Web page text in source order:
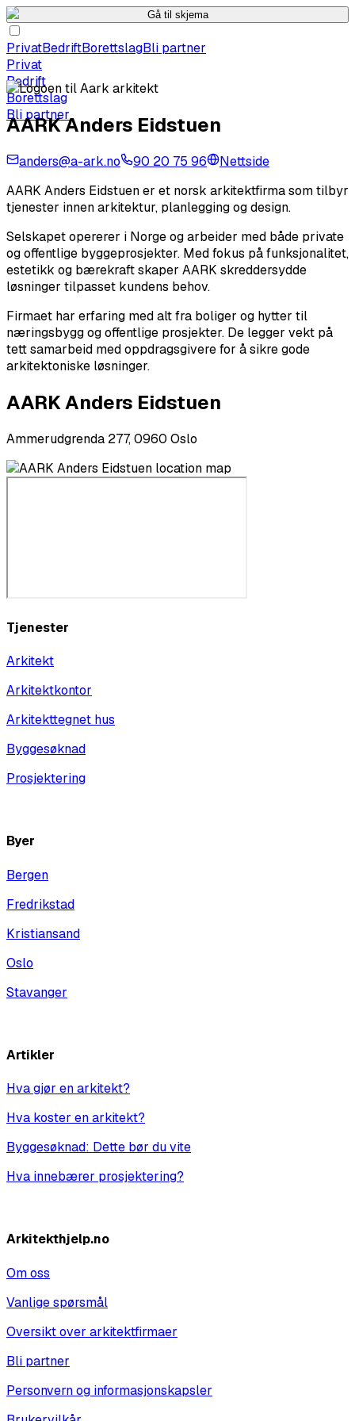
Gå til skjema
PrivatBedriftBorettslagBli partner
Privat
Bedrift
Borettslag
Bli partner
AARK Anders Eidstuen
anders@a-ark.no 90 20 75 96
Nettside
AARK Anders Eidstuen er et norsk arkitektfirma som tilbyr
tjenester innen arkitektur, planlegging og design.
Selskapet opererer i Norge og arbeider med både private
og offentlige byggeprosjekter. Med fokus på funksjonalitet,
estetikk og bærekraft skaper AARK skreddersydde
løsninger tilpasset kundens behov.
Firmaet har erfaring med alt fra boliger og hytter til
næringsbygg og offentlige prosjekter. De legger vekt på
tett samarbeid med oppdragsgivere for å sikre gode
arkitektoniske løsninger.
AARK Anders Eidstuen
Ammerudgrenda 277, 0960 Oslo
Tjenester
Arkitekt
Arkitektkontor
Arkitekttegnet hus
Byggesøknad
Prosjektering
Byer
Bergen
Fredrikstad
Kristiansand
Oslo
Stavanger
Artikler
Hva gjør en arkitekt?
Hva koster en arkitekt?
Byggesøknad: Dette bør du vite
Hva innebærer prosjektering?
Arkitekthjelp.no
Om oss
Vanlige spørsmål
Oversikt over arkitektfirmaer
Bli partner
Personvern og informasjonskapsler